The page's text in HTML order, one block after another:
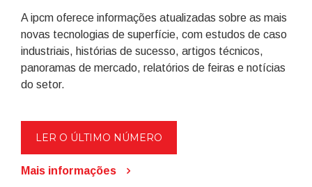
A ipcm oferece informações atualizadas sobre as mais
novas tecnologias de superfície, com estudos de caso
industriais, histórias de sucesso, artigos técnicos,
panoramas de mercado, relatórios de feiras e notícias
do setor.
LER O ÚLTIMO NÚMERO
Mais informações